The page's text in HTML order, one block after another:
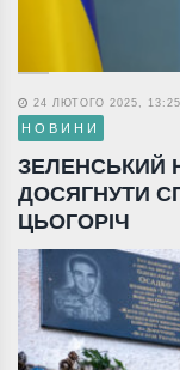
24 ЛЮТОГО 2025, 13:25
НОВИНИ
ЗЕЛЕНСЬКИЙ
ДОСЯГНУТИ
ЦЬОГОРІЧ